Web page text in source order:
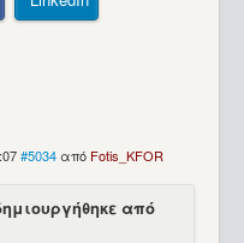
#5034 από Fotis_KFOR
από